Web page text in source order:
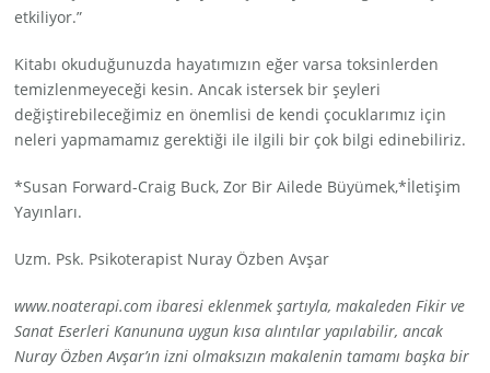
etkiliyor.”
Kitabı okuduğunuzda hayatımızın eğer varsa toksinlerden
temizlenmeyeceği kesin. Ancak istersek bir şeyleri
değiştirebileceğimiz en önemlisi de kendi çocuklarımız için
neleri yapmamamız gerektiği ile ilgili bir çok bilgi edinebiliriz.
*Susan Forward-Craig Buck, Zor Bir Ailede Büyümek,*İletişim
Yayınları.
Uzm. Psk. Psikoterapist Nuray Özben Avşar
www.noaterapi.com ibaresi eklenmek şartıyla, makaleden Fikir ve
Sanat Eserleri Kanununa uygun kısa alıntılar yapılabilir, ancak
Nuray Özben Avşar’ın izni olmaksızın makalenin tamamı başka bir